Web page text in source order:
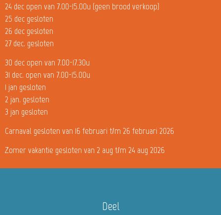
24 dec open van 7.00-15.00u (geen brood verkoop)
25 dec gesloten
26 dec gesloten
27 dec. gesloten
30 dec open van 7.00-17.30u
31 dec. open van 7.00-15.00u
1 jan gesloten
2 jan. gesloten
3 jan gesloten
Carnaval gesloten van 16 februari t/m 26 februari 2026
Zomer vakantie gesloten van 2 aug t/m 24 aug 2026
Deel